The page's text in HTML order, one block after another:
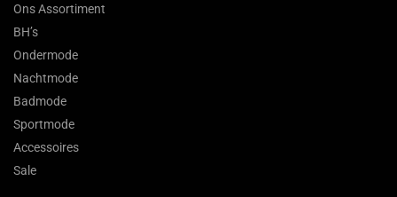
Ons Assortiment
BH’s
Ondermode
Nachtmode
Badmode
Sportmode
Accessoires
Sale